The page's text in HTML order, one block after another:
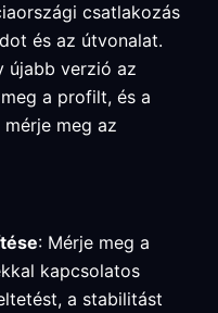
csatlakozás
és az útvonalat.
újabb verzió az
a profilt, és a
meg az
: Mérje meg a
kapcsolatos
a stabilitást